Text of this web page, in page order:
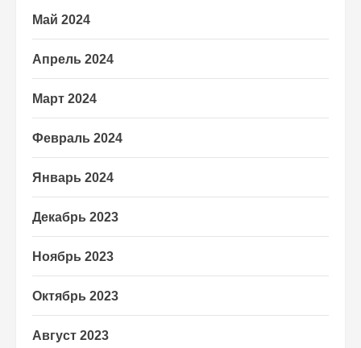
Май 2024
Апрель 2024
Март 2024
Февраль 2024
Январь 2024
Декабрь 2023
Ноябрь 2023
Октябрь 2023
Август 2023